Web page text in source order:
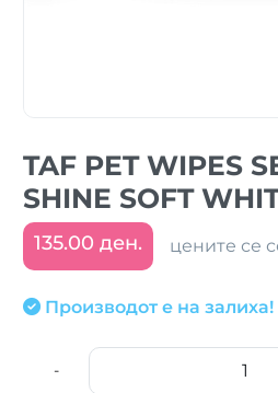
TAF PET WIPES
SHINE SOFT
135.00 ден. цените се
Производот е на залиха!
-